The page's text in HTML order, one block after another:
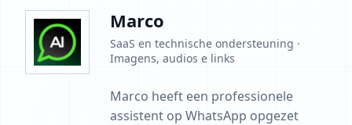
Marco
SaaS en technische ondersteuning ·
Imagens, audios e links
Marco heeft een professionele
assistent op WhatsApp opgezet